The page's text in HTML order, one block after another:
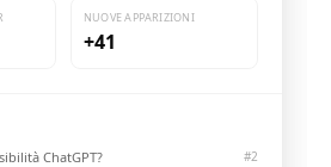
NUOVE APPARIZIONI
+41
ChatGPT? #2